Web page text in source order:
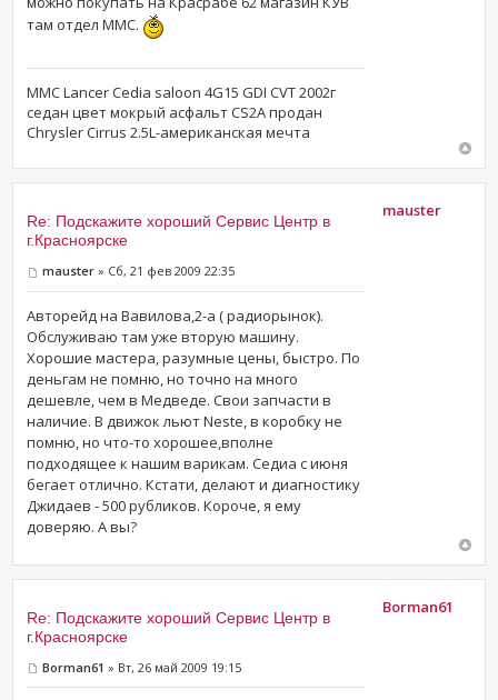
там отдел ММС.
MMC Lancer Cedia saloon 4G15 GDI CVT 2002г
седан цвет мокрый асфальт CS2A продан
Chrysler Cirrus 2.5L-американская мечта
Re: Подскажите хороший Сервис Центр в
г.Красноярске
mauster » Сб, 21 фев 2009 22:35
Авторейд на Вавилова,2-а ( радиорынок).
Обслуживаю там уже вторую машину.
Хорошие мастера, разумные цены, быстро. По
деньгам не помню, но точно на много
дешевле, чем в Медведе. Свои запчасти в
наличие. В движок льют Neste, в коробку не
помню, но что-то хорошее,вполне
подходящее к нашим варикам. Седиа с июня
бегает отлично. Кстати, делают и диагностику
Джидаев - 500 рубликов. Короче, я ему
доверяю. А вы?
mauster
Re: Подскажите хороший Сервис Центр в
г.Красноярске
Borman61 » Вт, 26 май 2009 19:15
Borman61